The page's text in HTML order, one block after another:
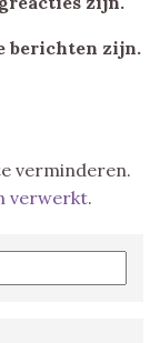
berichten zijn.
verminderen.
verwerkt.